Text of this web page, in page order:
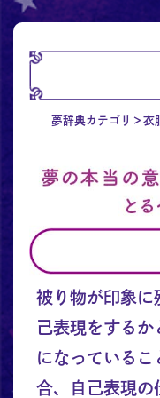
夢辞典カテゴリ 衣
被り物が印象に
己表現をする
になっている
合、自己表現の